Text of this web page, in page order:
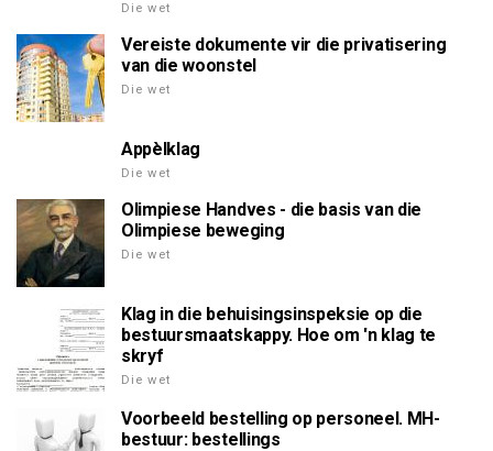
Die wet
Vereiste dokumente vir die privatisering
van die woonstel
Die wet
Appèlklag
Die wet
Olimpiese Handves - die basis van die
Olimpiese beweging
Die wet
Klag in die behuisingsinspeksie op die
bestuursmaatskappy. Hoe om 'n klag te
skryf
Die wet
Voorbeeld bestelling op personeel. MH-
bestuur: bestellings